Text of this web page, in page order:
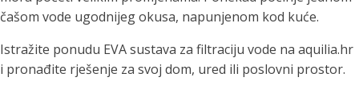
čašom vode ugodnijeg okusa, napunjenom kod kuće.
Istražite ponudu EVA sustava za filtraciju vode na aquilia.hr
i pronađite rješenje za svoj dom, ured ili poslovni prostor.